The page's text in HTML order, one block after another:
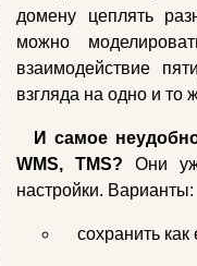
домену цеплять
можно
взаимодействие
взгляда на одно и то
И самое
WMS, TMS? Они
настройки. Варианты:
сохранить